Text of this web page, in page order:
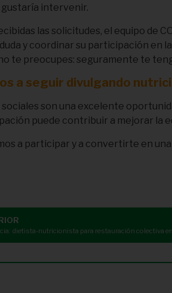
gustaría intervenir.
las solicitudes, el equipo de
y coordinar su participación en
te preocupes: seguramente te
a seguir divulgando
sociales son una excelente
puede contribuir a mejorar la
a participar y a convertirte en
dietista-nutricionista para restauración colectiva